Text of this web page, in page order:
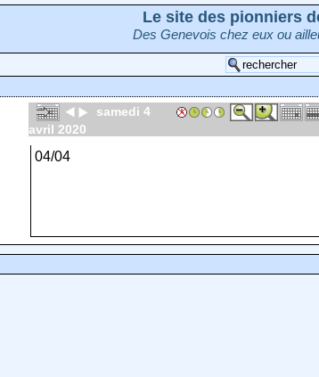
Le site des pionniers
Des Genevois chez eux ou
samedi 4
avril 2020
04/04